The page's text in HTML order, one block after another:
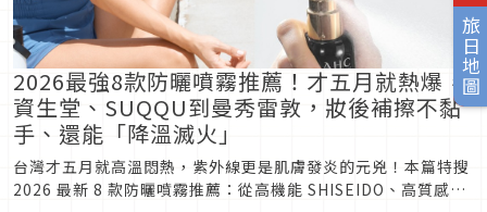
旅日地圖
2026最強8款防曬噴霧推薦！才五月就熱爆，
資生堂、SUQQU到曼秀雷敦，妝後補擦不黏
手、還能「降溫滅火」
台灣才五月就高溫悶熱，紫外線更是肌膚發炎的元兇！本篇特搜
2026 最新 8 款防曬噴霧推薦：從高機能 SHISEIDO、高質感